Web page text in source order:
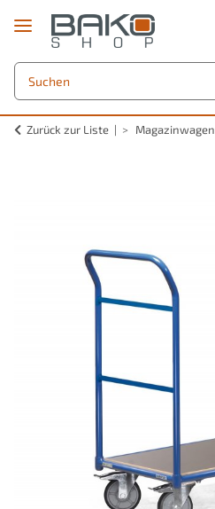
Zurück zur Liste Magazinwagen